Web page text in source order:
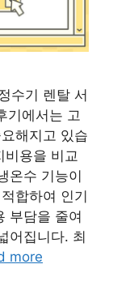
수기 렌탈 서
기에서는 고
해지고 있습
비용을 비교
온수 기능이
합하여 인기
부담을 줄여
어집니다. 최
more